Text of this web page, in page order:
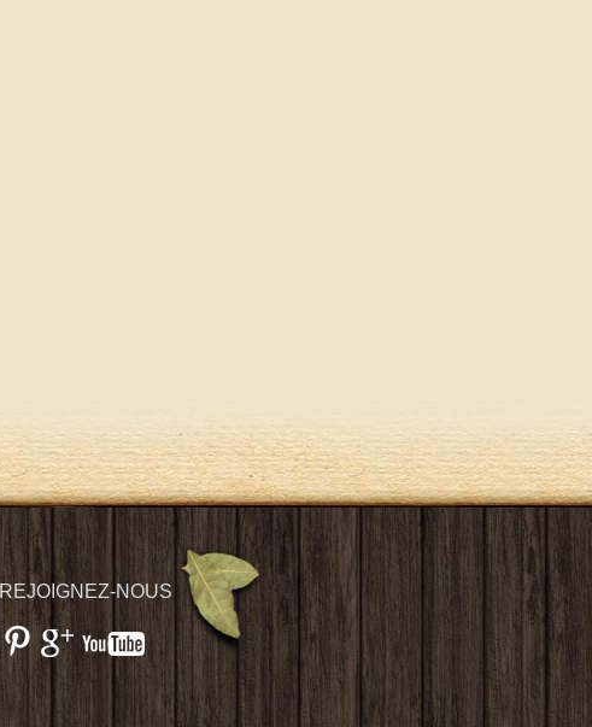
REJOIGNEZ-NOUS